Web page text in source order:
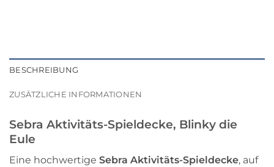
BESCHREIBUNG
ZUSÄTZLICHE INFORMATIONEN
Sebra Aktivitäts-Spieldecke, Blinky die
Eule
Eine hochwertige Sebra Aktivitäts-Spieldecke, auf